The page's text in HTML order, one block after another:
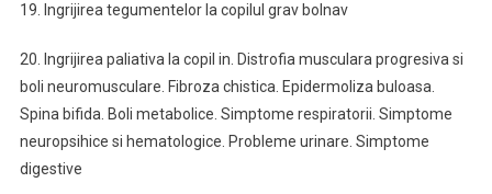
19. Ingrijirea tegumentelor la copilul grav bolnav
20. Ingrijirea paliativa la copil in. Distrofia musculara progresiva si
boli neuromusculare. Fibroza chistica. Epidermoliza buloasa.
Spina bifida. Boli metabolice. Simptome respiratorii. Simptome
neuropsihice si hematologice. Probleme urinare. Simptome
digestive